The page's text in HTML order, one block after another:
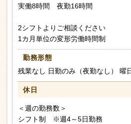
実働8時間 夜勤16時間
2シフトよりご相談ください
1カ月単位の変形労働時間制
勤務形態
残業なし 日勤のみ（夜勤なし） 曜
休日
＜週の勤務数＞
シフト制 ※週4～5日勤務